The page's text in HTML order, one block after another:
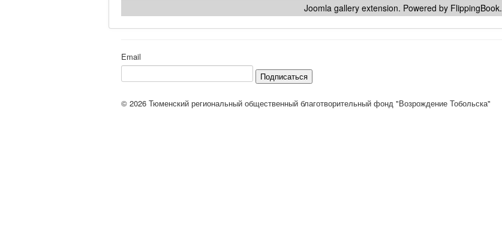
Joomla gallery extension. Powered by FlippingBook.
Email
Подписаться
© 2026 Тюменский региональный общественный благотворительный фонд "Возрождение Тобольска"